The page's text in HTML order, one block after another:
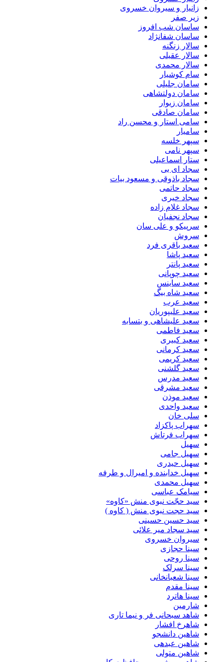
زانیار و سیروان خسروی
زیر صفر
ساسان شب افروز
ساسان شفانژاد
سالار زنگنه
سالار عقیلی
سالار محمدی
سام کوشیار
سامان جلیلی
سامان دولتشاهی
سامان زیوار
سامان صادقی
سامی استار و محسن راد
سامیار
سپهر خلسه
سپهر نامی
ستار اسماعیلی
سجاد ای بی
سجاد باذوقی و مسعود بیات
سجاد حاتمی
سجاد خیری
سجاد غلام زاده
سجاد نجفیان
سرپیکو و علی سان
سروش
سعید باقری فرد
سعید پاشا
سعید پانتر
سعید چوپانی
سعید ساینس
سعید شاه بیگ
سعید عرب
سعید علیپوریان
سعید علیشاهی و بتسابه
سعید فاطمی
سعید کبیری
سعید کرمانی
سعید کریمی
سعید گلشنی
سعید مدرس
سعید مشرقی
سعید موذن
سعید واحدی
سلی خان
سهراب پاکزاد
سهراب فرتاش
سهیل
سهیل جامی
سهیل حیدری
سهیل خدابنده و امیرال و طرفه
سهیل محمدی
سیامک عباسی
سید حجّت نبوی منش «کاوه»
سید حجت نبوی منش ( کاوه )
سید حسین حسینى
سید سجاد میر علائی
سیروان خسروی
سینا حجازی
سینا روحی
سینا سرلک
سینا شعبانخانی
سینا مقدم
سینا هاترد
شارمین
شاهد سبحانی فر و نیما تاری
شاهرخ افشار
شاهین دانشجو
شاهین عبدهی
شاهین متولی